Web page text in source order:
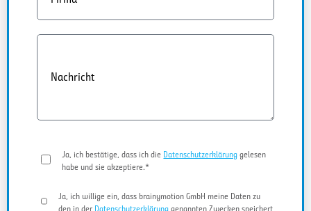
Nachricht
Ja, ich bestätige, dass ich die Datenschutzerklärung gelesen
habe und sie akzeptiere.*
Ja, ich willige ein, dass brainymotion GmbH meine Daten zu
den in der Datenschutzerklärung genannten Zwecken speichert